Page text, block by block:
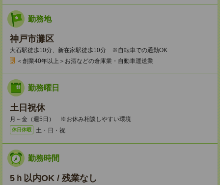
勤務地
神戸市灘区
大石駅徒歩10分、新在家駅徒歩10分 ※自転車での通勤OK
＜創業40年以上＞お酒などの倉庫業・自動車運送業
勤務曜日
土日祝休
月～金（週5日） ※お休み相談しやすい環境
休日休暇 土・日・祝
勤務時間
5ｈ以内OK / 残業なし